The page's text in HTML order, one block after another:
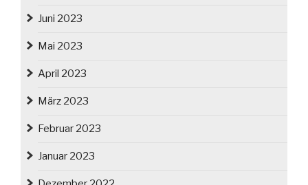
Juni 2023
Mai 2023
April 2023
März 2023
Februar 2023
Januar 2023